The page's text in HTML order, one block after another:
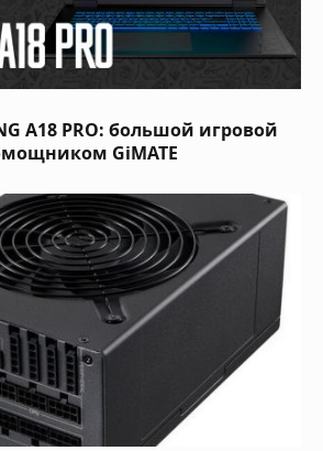
A18 PRO: большой игровой
GiMATE